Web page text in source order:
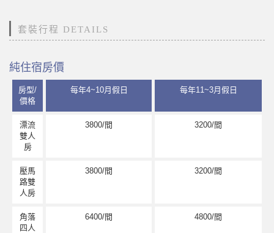
套裝行程 DETAILS
純住宿房價
房型/
價格
每年4~10月假日 每年11~3月假日
漂流
雙人
房
3800/間 3200/間
壓馬
路雙
人房
3800/間 3200/間
角落
四人
6400/間 4800/間